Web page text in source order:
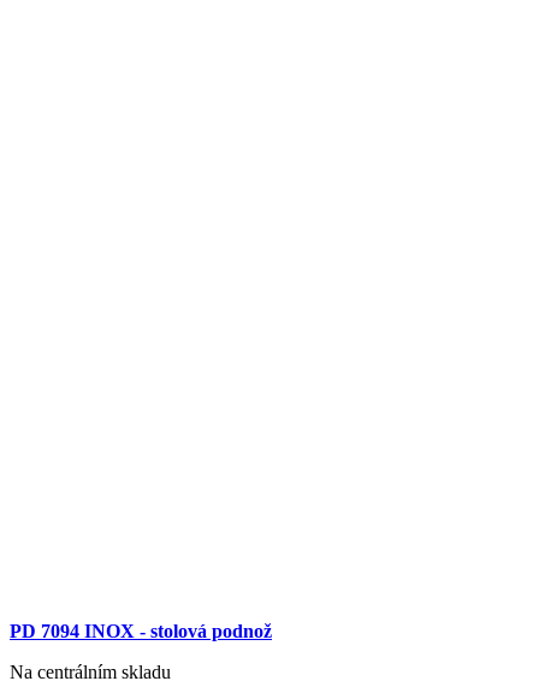
PD 7094 INOX - stolová podnož
Na centrálním skladu